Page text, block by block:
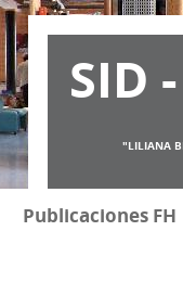
SID
"LILIANA
Publicaciones FH